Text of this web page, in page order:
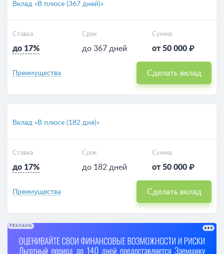
Вклад «В плюсе (367 дней)»
Ставка
до 17%
Срок
до 367 дней
Сумма
от 50 000 ₽
Преимущества Сделать вклад
Вклад «В плюсе (182 дня)»
Ставка
до 17%
Срок
до 182 дней
Сумма
от 50 000 ₽
Преимущества Сделать вклад
РЕКЛАМА